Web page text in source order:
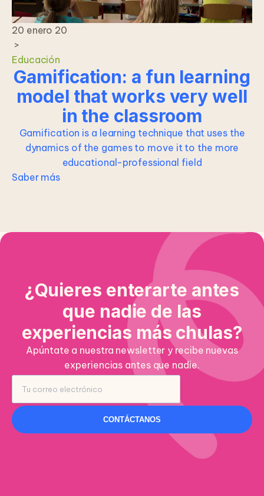
20 enero 20
>
Educación
Gamification: a fun learning
model that works very well
in the classroom
Gamification is a learning technique that uses the
dynamics of the games to move it to the more
educational-professional field
Saber más
¿Quieres enterarte antes
que nadie de las
experiencias más chulas?
Apúntate a nuestra newsletter y recibe nuevas
experiencias antes que nadie.
CONTÁCTANOS